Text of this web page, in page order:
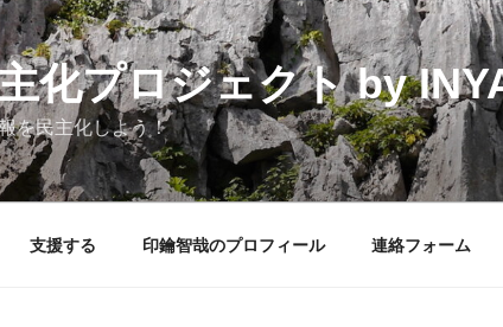
化プロジェクト by
を民主化しよう！
支援する 印鑰智哉のプロフィール 連絡フォーム